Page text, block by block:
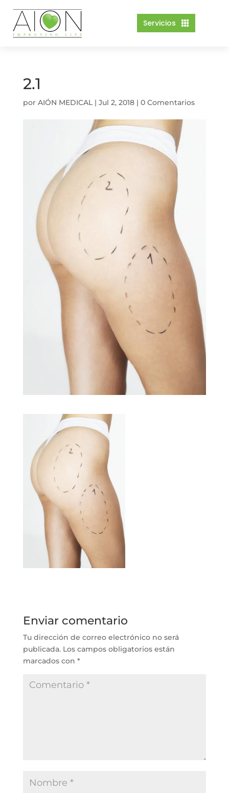

Servicios
2.1
por AIÓN MEDICAL| Jul 2, 2018| 0 Comentarios
Enviar comentario
Tu dirección de correo electrónico no será
publicada. Los campos obligatorios están
marcados con *